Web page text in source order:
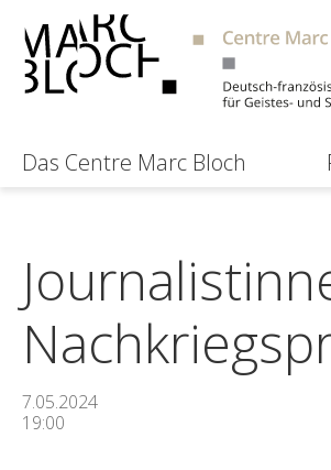
Das Centre Marc Bloch
7.05.2024
19:00